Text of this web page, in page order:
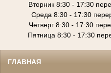
Вторник 8:30 - 17:30
Среда 8:30 - 17:30
Четверг 8:30 - 17:30
Пятница 8:30 - 17:30
ГЛАВНАЯ